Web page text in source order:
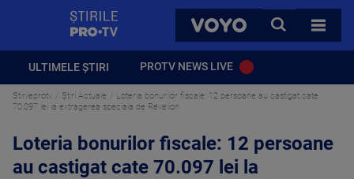
VOYO
CAUTA
TOATE
ULTIMELE ȘTIRI PROTV NEWS LIVE
Stirileprotv Știri Actuale
Loteria bonurilor fiscale: 12 persoane au castigat cate
70.097 lei la extragerea speciala de Revelion
Loteria bonurilor fiscale: 12 persoane
au castigat cate 70.097 lei la